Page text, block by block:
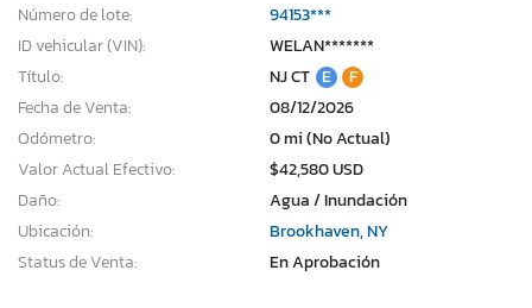
Número de lote:
94153***
ID vehicular (VIN):
WELAN*******
Título:
NJ CT E
F
Fecha de Venta:
08/12/2026
Odómetro:
0 mi (No Actual)
Valor Actual Efectivo:
$42,580 USD
Daño:
Agua / Inundación
Ubicación:
Brookhaven, NY
Status de Venta:
En Aprobación